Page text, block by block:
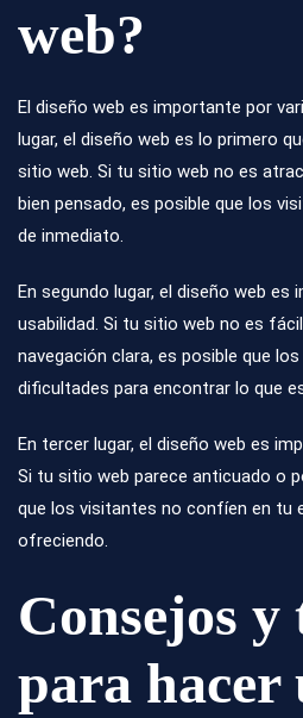
web?
El diseño web es importante por
lugar, el diseño web es lo primero
sitio web. Si tu sitio web no es
bien pensado, es posible que los
de inmediato.
En segundo lugar, el diseño web es
usabilidad. Si tu sitio web no es
navegación clara, es posible que
dificultades para encontrar lo que
En tercer lugar, el diseño web es
Si tu sitio web parece anticuado o
que los visitantes no confíen en tu
ofreciendo.
Consejos y
para hacer